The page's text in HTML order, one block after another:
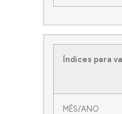
Índices para
MÊS/ANO